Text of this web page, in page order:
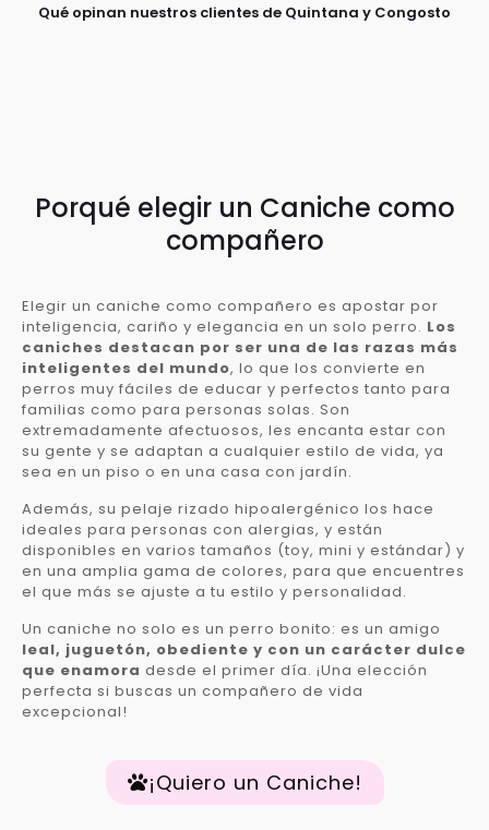
Qué opinan nuestros clientes de Quintana y Congosto
Porqué elegir un Caniche como
compañero
Elegir un caniche como compañero es apostar por
inteligencia, cariño y elegancia en un solo perro. Los
caniches destacan por ser una de las razas más
inteligentes del mundo, lo que los convierte en
perros muy fáciles de educar y perfectos tanto para
familias como para personas solas. Son
extremadamente afectuosos, les encanta estar con
su gente y se adaptan a cualquier estilo de vida, ya
sea en un piso o en una casa con jardín.
Además, su pelaje rizado hipoalergénico los hace
ideales para personas con alergias, y están
disponibles en varios tamaños (toy, mini y estándar) y
en una amplia gama de colores, para que encuentres
el que más se ajuste a tu estilo y personalidad.
Un caniche no solo es un perro bonito: es un amigo
leal, juguetón, obediente y con un carácter dulce
que enamora desde el primer día. ¡Una elección
perfecta si buscas un compañero de vida
excepcional!
¡Quiero un Caniche!